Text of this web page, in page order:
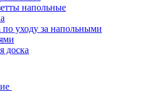
напольные
по уходу за напольными
доска